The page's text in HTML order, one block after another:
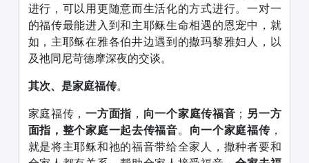
进行，可以用更随意而生活化的方式进行。一对一
的福传最能进入到和主耶稣生命相遇的恩宠中，就
如，主耶稣在雅各伯井边遇到的撒玛黎雅妇人，以
及祂同尼苛德摩深夜的交谈。
其次、是家庭福传。
家庭福传，一方面指 ， 向一个家庭传福音 ； 另一方
面指，整个家庭一起去传福音。 向一个家庭福传，
就是将主耶稣和祂的福音带给全家人，撒种者要和